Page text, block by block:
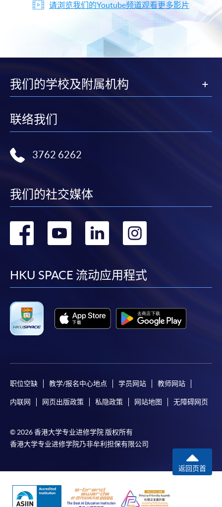
请浏览我们的Youtube频道观看更多影片
我们的学校及附属机构
联络我们
3762 6262
我们的社交媒体
转
facebook
转
youtube
转
linkedin
转
HKU SPACE 流动应用程式
职位空缺 教学/报名中心地点 学员网站 教师网站
内联网 网页出版政策 私隐政策 网站地图 无障碍网页
© 2026 香港大学专业进修学院 版权所有
香港大学专业进修学院乃非牟利担保有限公司
返回页首